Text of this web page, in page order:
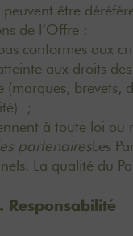
peuvent être
de l’Offre :
conformes aux
aux droits
(marques, brevets,
;
à toute loi ou
partenairesLes
La qualité du
Responsabilité